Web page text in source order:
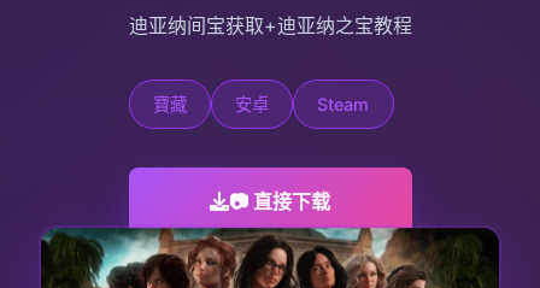
迪亚纳间宝获取+迪亚纳之宝教程
寶藏 安卓 Steam
📷 直接下载